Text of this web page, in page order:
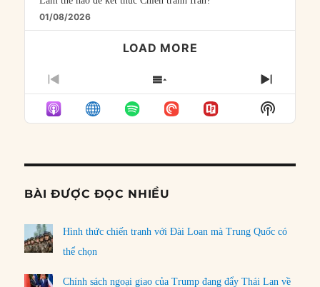
01/08/2026
LOAD MORE
PREVIOUS
EPISODE
SHOW
EPISODES
LIST
NEXT
Show
Podcast
BÀI ĐƯỢC ĐỌC NHIỀU
Hình thức chiến tranh với Đài Loan mà Trung Quốc có
thể chọn
Chính sách ngoại giao của Trump đang đẩy Thái Lan về